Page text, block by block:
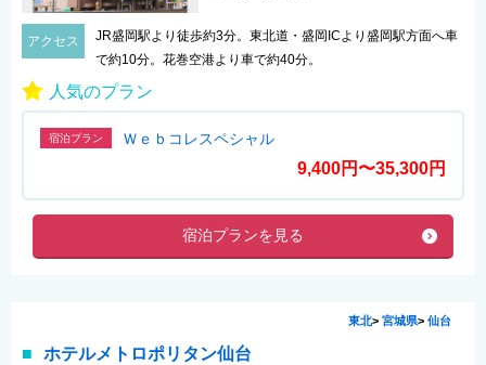
アクセス
JR盛岡駅より徒歩約3分。東北道・盛岡ICより盛岡駅方面へ車
で約10分。花巻空港より車で約40分。
人気のプラン
宿泊プラン Ｗｅｂコレスペシャル
9,400円〜35,300円
宿泊プランを見る
東北> 宮城県> 仙台
ホテルメトロポリタン仙台